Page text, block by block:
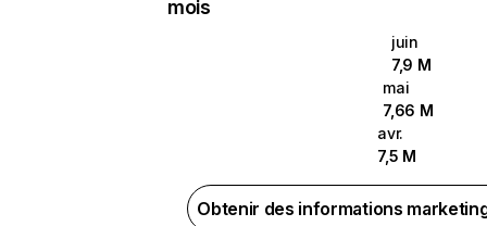
mois
juin
7,9 M
mai
7,66 M
avr.
7,5 M
Obtenir des informations